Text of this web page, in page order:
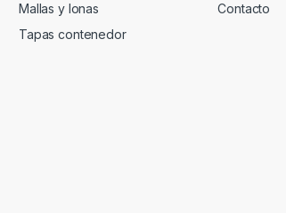
Mallas y lonas
Tapas contenedor
Contacto